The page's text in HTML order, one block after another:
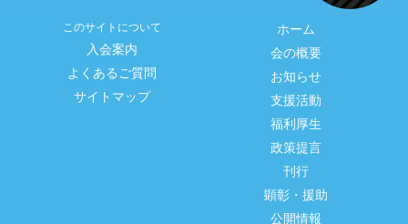
このサイトについて
入会案内
よくあるご質問
サイトマップ
ホーム
会の概要
お知らせ
支援活動
福利厚生
政策提言
刊行
顕彰・援助
公開情報